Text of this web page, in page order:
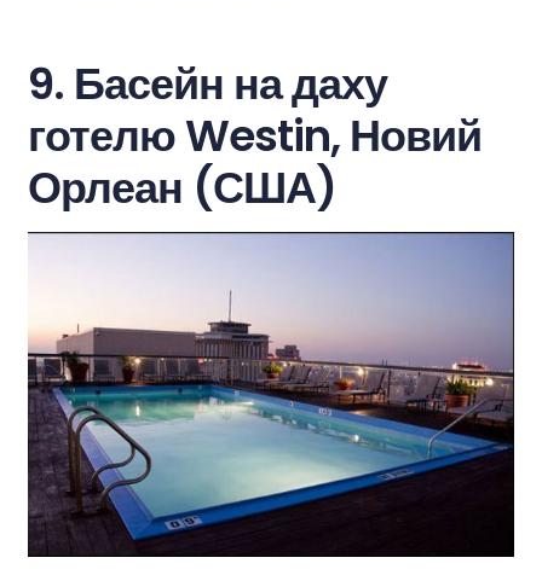
9. Басейн на даху
готелю Westin, Новий
Орлеан (США)